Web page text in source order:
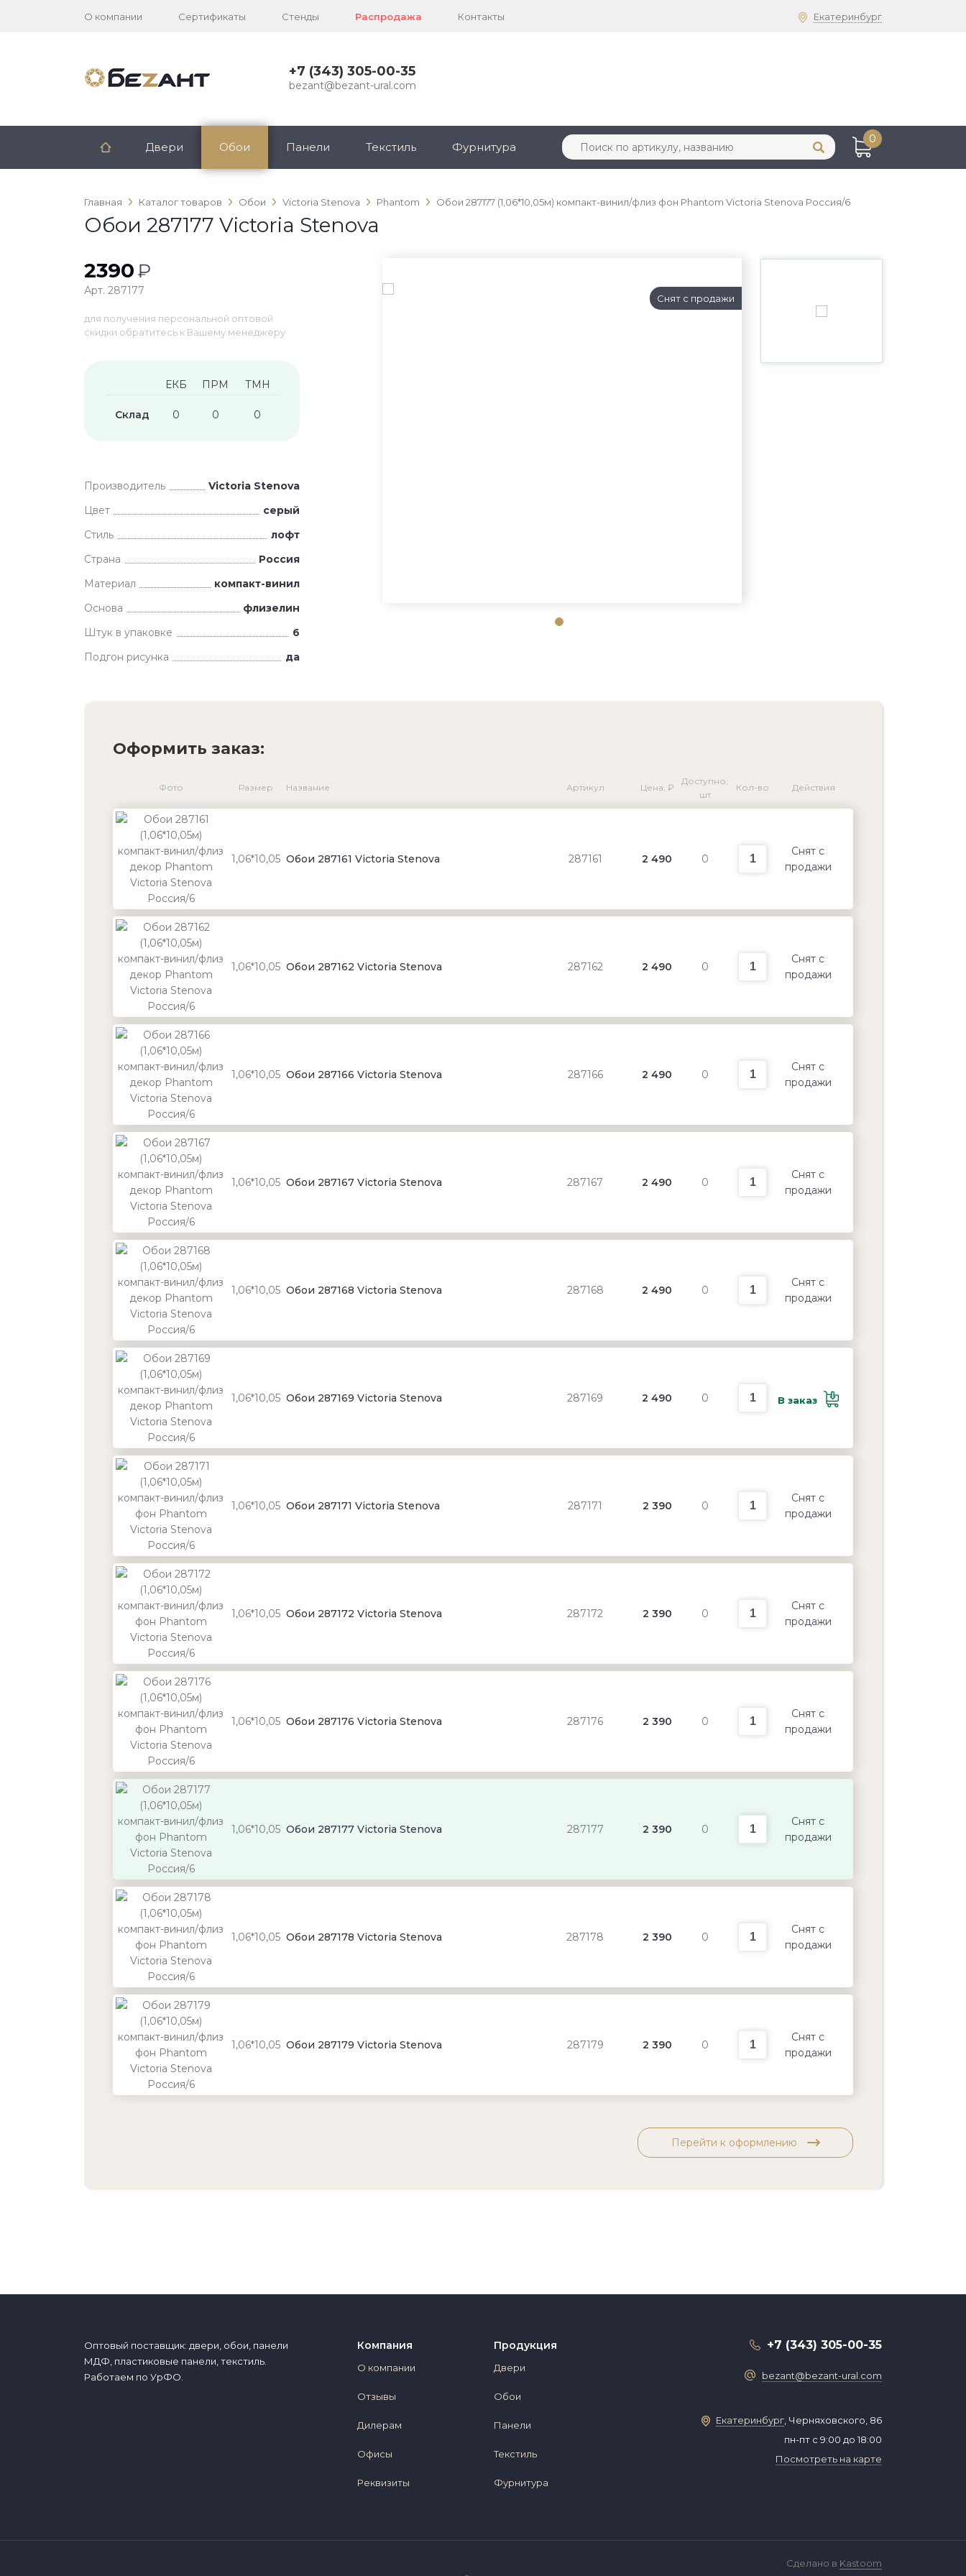
О компании Сертификаты Стенды Распродажа Контакты Екатеринбург
+7 (343) 305-00-35
bezant@bezant-ural.com
Двери Обои Панели Текстиль Фурнитура
0
Главная Каталог товаров Обои Victoria Stenova Phantom Обои 287177 (1,06*10,05м) компакт-винил/флиз фон Phantom Victoria Stenova Россия/6
Обои 287177 Victoria Stenova
Снят с продажи
2390₽
Арт. 287177
для получения персональной оптовой
скидки обратитесь к Вашему менеджеру
ЕКБ ПРМ ТМН
Склад 0 0 0
Производитель
Victoria Stenova
Цвет
серый
Стиль
лофт
Страна
Россия
Материал
компакт-винил
Основа
флизелин
Штук в упаковке
6
Подгон рисунка
да
Оформить заказ:
Фото Размер Название Артикул Цена, ₽
Доступно,
шт
Кол-во Действия
1,06*10,05 Обои 287161 Victoria Stenova 287161 2 490 0
Снят с
продажи
1,06*10,05 Обои 287162 Victoria Stenova 287162 2 490 0
Снят с
продажи
1,06*10,05 Обои 287166 Victoria Stenova 287166 2 490 0
Снят с
продажи
1,06*10,05 Обои 287167 Victoria Stenova 287167 2 490 0
Снят с
продажи
1,06*10,05 Обои 287168 Victoria Stenova 287168 2 490 0
Снят с
продажи
1,06*10,05 Обои 287169 Victoria Stenova 287169 2 490 0 В заказ
1,06*10,05 Обои 287171 Victoria Stenova 287171 2 390 0
Снят с
продажи
1,06*10,05 Обои 287172 Victoria Stenova 287172 2 390 0
Снят с
продажи
1,06*10,05 Обои 287176 Victoria Stenova 287176 2 390 0
Снят с
продажи
1,06*10,05 Обои 287177 Victoria Stenova 287177 2 390 0
Снят с
продажи
1,06*10,05 Обои 287178 Victoria Stenova 287178 2 390 0
Снят с
продажи
1,06*10,05 Обои 287179 Victoria Stenova 287179 2 390 0
Снят с
продажи
Перейти к оформлению
Оптовый поставщик: двери, обои, панели
МДФ, пластиковые панели, текстиль.
Работаем по УрФО.
Компания
О компании
Отзывы
Дилерам
Офисы
Реквизиты
Продукция
Двери
Обои
Панели
Текстиль
Фурнитура
+7 (343) 305-00-35
bezant@bezant-ural.com
Екатеринбург , Черняховского, 86
пн-пт с 9:00 до 18:00
Посмотреть на карте
Сделано в Kastoom